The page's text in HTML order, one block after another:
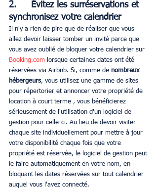
2.     Évitez les surréservations et
synchronisez votre calendrier
Il n'y a rien de pire que de réaliser que vous
allez devoir laisser tomber un invité parce que
vous avez oublié de bloquer votre calendrier sur
Booking.com
lorsque certaines dates ont été
réservées via Airbnb. Si, comme de nombreux
hébergeurs, vous utilisez une gamme de sites
pour répertorier et annoncer votre propriété de
location à court terme , vous bénéficierez
sérieusement de l'utilisation d'un logiciel de
gestion pour celle-ci. Au lieu de devoir visiter
chaque site individuellement pour mettre à jour
votre disponibilité chaque fois que votre
propriété est réservée, le logiciel de gestion peut
le faire automatiquement en votre nom, en
bloquant les dates réservées sur tout calendrier
auquel vous l'avez connecté.